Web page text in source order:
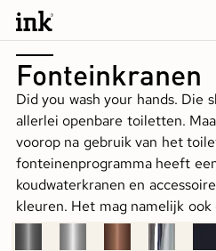
Fonteinkranen
Did you wash your hands. Die
allerlei openbare toiletten.
voorop na gebruik van het
fonteinenprogramma heeft
koudwaterkranen en
kleuren. Het mag namelijk ook